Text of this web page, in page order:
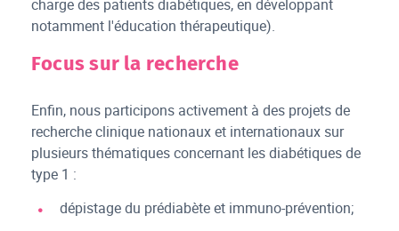
charge des patients diabétiques, en développant
notamment l'éducation thérapeutique).
Focus sur la recherche
Enfin, nous participons activement à des projets de
recherche clinique nationaux et internationaux sur
plusieurs thématiques concernant les diabétiques de
type 1 :
dépistage du prédiabète et immuno-prévention;